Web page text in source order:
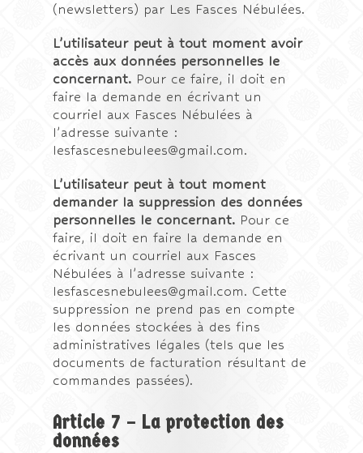
(newsletters) par Les Fasces Nébulées.
L’utilisateur peut à tout moment avoir
accès aux données personnelles le
concernant.Pour ce faire, il doit en
faire la demande en écrivant un
courriel aux Fasces Nébulées à
l’adresse suivante :
lesfascesnebulees@gmail.com.
L’utilisateur peut à tout moment
demander la suppression des données
personnelles le concernant.Pour ce
faire, il doit en faire la demande en
écrivant un courriel aux Fasces
Nébulées à l’adresse suivante :
lesfascesnebulees@gmail.com. Cette
suppression ne prend pas en compte
les données stockées à des fins
administratives légales (tels que les
documents de facturation résultant de
commandes passées).
Article 7 – La protection des
données